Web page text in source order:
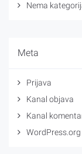
Nema
Meta
Prijava
Kanal objava
Kanal
WordPress.org